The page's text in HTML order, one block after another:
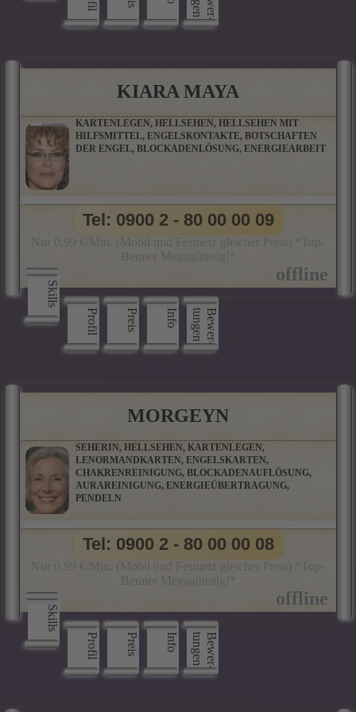
KIARA MAYA
KARTENLEGEN, HELLSEHEN, HELLSEHEN MIT
HILFSMITTEL, ENGELSKONTAKTE, BOTSCHAFTEN
DER ENGEL, BLOCKADENLÖSUNG, ENERGIEARBEIT
Skills
Profil
Preis Info B
e
w
e
r
­
t
u
n
g
e
n
Tel: 0900 2 - 80 00 00 09
MORGEYN
SEHERIN, HELLSEHEN, KARTENLEGEN,
LENORMANDKARTEN, ENGELSKARTEN,
CHAKRENREINIGUNG, BLOCKADENAUFLÖSUNG,
AURAREINIGUNG, ENERGIEÜBERTRAGUNG,
PENDELN
Skills
Profil
Preis Info B
e
w
e
r
­
t
u
n
g
e
n
Tel: 0900 2 - 80 00 00 08